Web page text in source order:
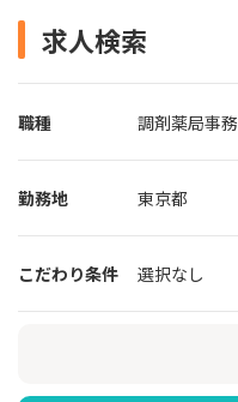
求人検索
職種 調剤薬局事務
勤務地 東京都
こだわり条件 選択なし